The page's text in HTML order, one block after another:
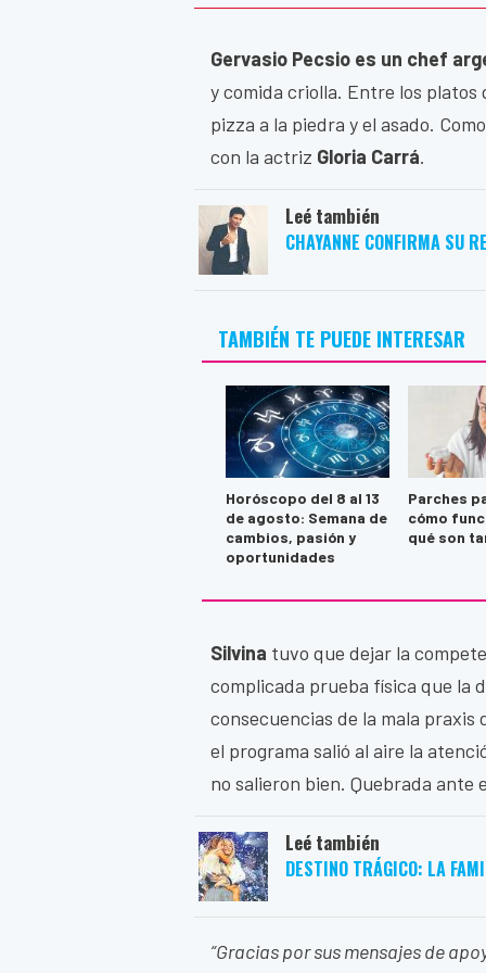
Gervasio Pecsio es un chef
y comida criolla. Entre los platos
pizza a la piedra y el asado.
con la actriz Gloria Carrá.
Leé también
CHAYANNE CONFIRMA SU
TAMBIÉN TE PUEDE INTERESAR
Horóscopo del 8 al 13
de agosto: Semana de
cambios, pasión y
oportunidades
Parches
cómo
qué son
Silvina tuvo que dejar la
complicada prueba física que la
consecuencias de la mala praxis
el programa salió al aire la
no salieron bien. Quebrada ante
Leé también
DESTINO TRÁGICO: LA
“Gracias por sus mensajes de